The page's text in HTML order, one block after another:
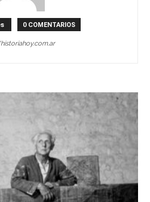
0 COMENTARIOS